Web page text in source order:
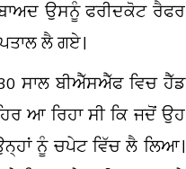
ਉਸਨੂੰ ਫਰੀਦਕੋਟ ਰੈਫਰ
ਲੈ ਗਏ।
ਸਾਲ ਬੀਐੱਸਐੱਫ ਵਿਚ ਹੈੱਡ
ਆ ਰਿਹਾ ਸੀ ਕਿ ਜਦੋਂ ਉਹ
ਨੂੰ ਚਪੇਟ ਵਿੱਚ ਲੈ ਲਿਆ।